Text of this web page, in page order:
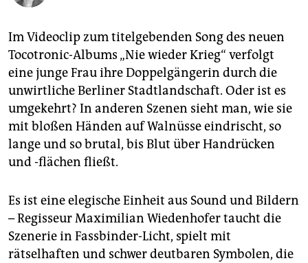
fragen & hilfe
unterstützen
abo
genossenschaft
epaper login
Im Videoclip zum titelgebenden Song des neuen
Tocotronic-Albums „Nie wieder Krieg“ verfolgt
eine junge Frau ihre Doppelgängerin durch die
unwirtliche Berliner Stadtlandschaft. Oder ist es
umgekehrt? In anderen Szenen sieht man, wie sie
mit bloßen Händen auf Walnüsse eindrischt, so
lange und so brutal, bis Blut über Handrücken
und -flächen fließt.
Es ist eine elegische Einheit aus Sound und Bildern
– Regisseur Maximilian Wiedenhofer taucht die
Szenerie in Fassbinder-Licht, spielt mit
rätselhaften und schwer deutbaren Symbolen, die